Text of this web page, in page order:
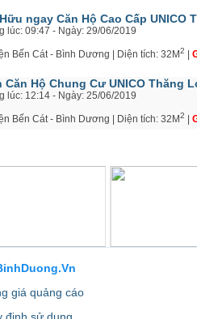
ngay Căn Hộ Cao Cấp UNICO
lúc: 09:47 - Ngày: 29/06/2019
Bến Cát - Bình Dương | Diện tích: 32M2
Căn Hộ Chung Cư UNICO Thăng
lúc: 12:14 - Ngày: 25/06/2019
Bến Cát - Bình Dương | Diện tích: 32M2
giá quảng cáo